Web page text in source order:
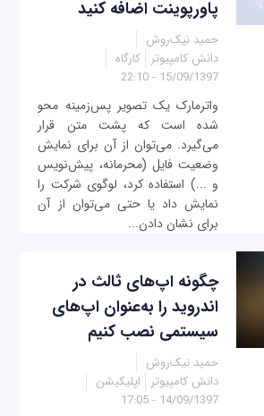
پاورپوینت اضافه کنید
حمید نیک‌روش
دانش کامپیوتر
کارگاه
15/09/1397 - 22:10
واترمارک یک تصویر پس‌زمینه محو
شده است که پشت متن قرار
می‌گیرد. می‌توان از آن برای نمایش
وضعیت فایل (محرمانه، پیش‌نویس
و ...) استفاده کرد، لوگوی شرکت را
نمایش داد یا حتی می‌توان از آن
برای نشان دادن...
چگونه اپ‌های ثالث در
اندروید را به‌عنوان اپ‌های
سیستمی نصب کنیم
حمید نیک‌روش
دانش کامپیوتر
اپلیکیشن
14/09/1397 - 17:05